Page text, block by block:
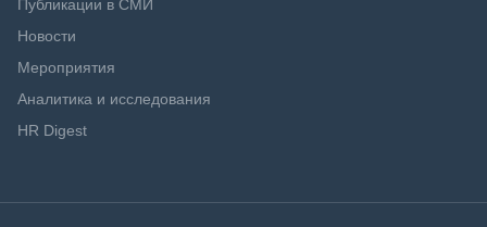
Публикации в СМИ
Новости
Мероприятия
Аналитика и исследования
HR Digest